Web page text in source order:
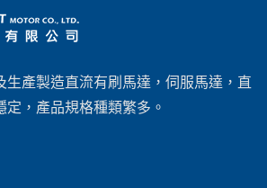
生產製造直流有刷馬達，伺服馬達‎，直
定，產品規格種類繁多。